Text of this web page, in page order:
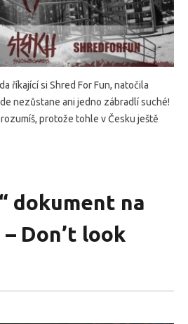
říkající si Shred For Fun, natočila
nezůstane ani jedno zábradlí suché!
protože tohle v Česku ještě
dokument na
Don’t look